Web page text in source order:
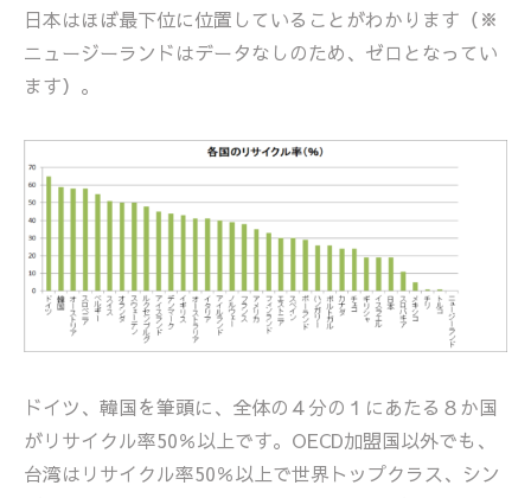
日本はほぼ最下位に位置していることがわかります（※
ニュージーランドはデータなしのため、ゼロとなってい
ます）。
ドイツ、韓国を筆頭に、全体の４分の１にあたる８か国
がリサイクル率50％以上です。OECD加盟国以外でも、
台湾はリサイクル率50％以上で世界トップクラス、シン